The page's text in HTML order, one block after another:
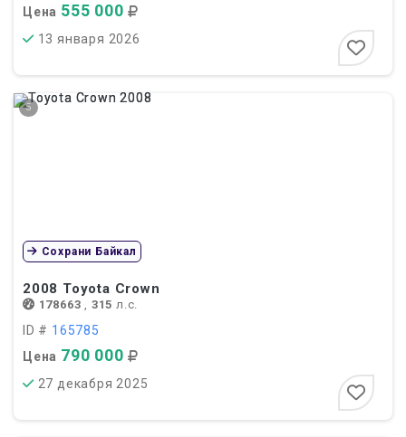
Цена 555 000
13 января 2026
5
2008 Toyota Crown
178663 , 315 л.с.
ID # 165785
Цена 790 000
Сохрани Байкал
27 декабря 2025